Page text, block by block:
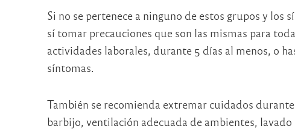
Si no se pertenece a ninguno de estos grupos y los
sí tomar precauciones que son las mismas para
actividades laborales, durante 5 días al menos, o
síntomas.
También se recomienda extremar cuidados
barbijo, ventilación adecuada de ambientes,